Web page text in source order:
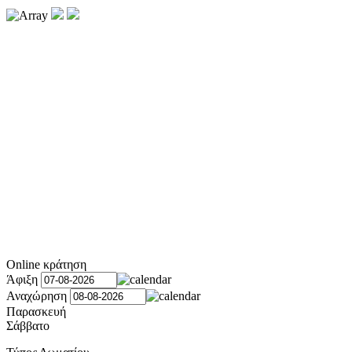
Online κράτηση
Άφιξη
Αναχώρηση
Παρασκευή
Σάββατο